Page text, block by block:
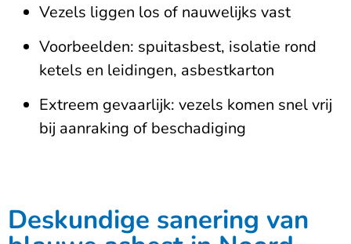
Vezels liggen los of nauwelijks vast
Voorbeelden: spuitasbest, isolatie rond
ketels en leidingen, asbestkarton
Extreem gevaarlijk: vezels komen snel vrij
bij aanraking of beschadiging
Deskundige sanering van